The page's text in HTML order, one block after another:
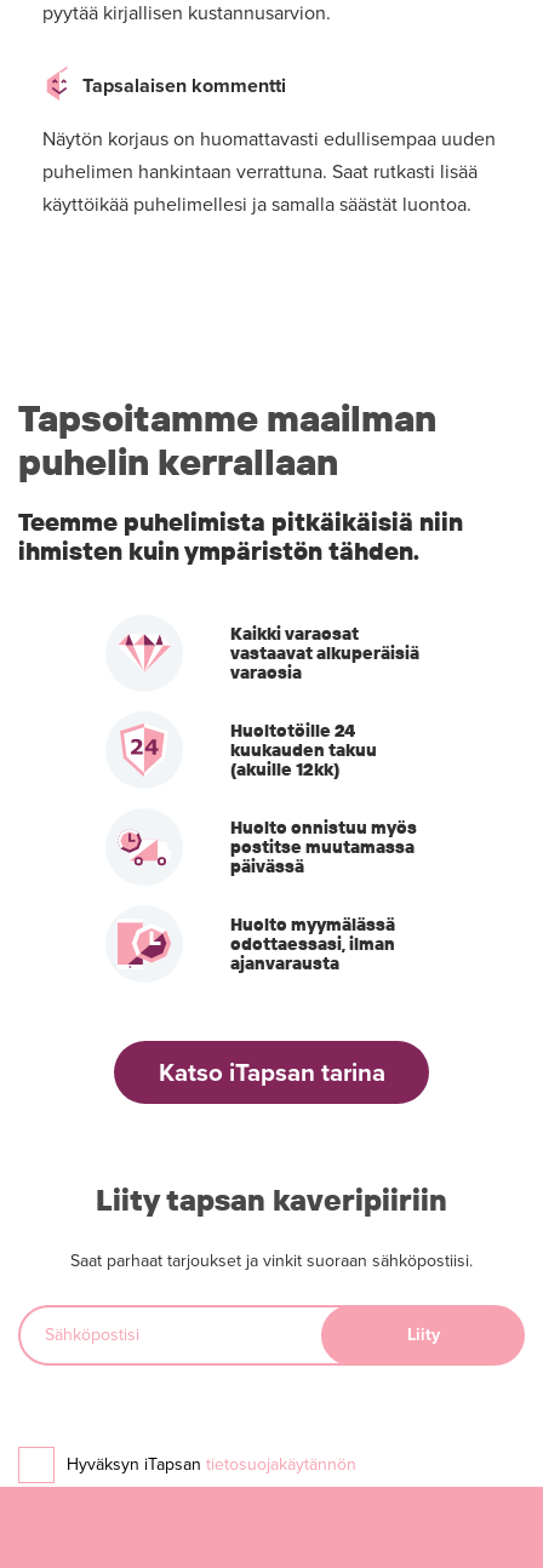
pyytää kirjallisen kustannusarvion.
Tapsalaisen kommentti
Näytön korjaus on huomattavasti edullisempaa uuden
puhelimen hankintaan verrattuna. Saat rutkasti lisää
käyttöikää puhelimellesi ja samalla säästät luontoa.
Tapsoitamme maailman
puhelin kerrallaan
Teemme puhelimista pitkäikäisiä niin
ihmisten kuin ympäristön tähden.
Kaikki varaosat
vastaavat alkuperäisiä
varaosia
Huoltotöille 24
kuukauden takuu
(akuille 12kk)
Huolto onnistuu myös
postitse muutamassa
päivässä
Huolto myymälässä
odottaessasi, ilman
ajanvarausta
Katso iTapsan tarina
Liity tapsan kaveripiiriin
Saat parhaat tarjoukset ja vinkit suoraan sähköpostiisi.
Hyväksyn iTapsan tietosuojakäytännön